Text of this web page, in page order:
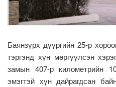
Баянзүрх дүүргийн 25-р
тэргэнд хүн мөргүүлсэн
замын 407-р километрийн
эмэгтэй хүн дайрагдсан